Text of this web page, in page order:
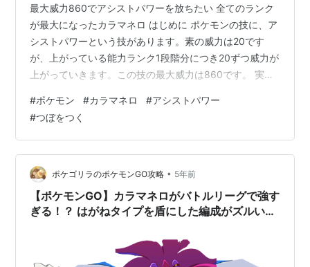
最大威力860でアシストパワーを放ちたい 全てのランク
が最大になったカラマネロ はじめに ポケモンの技に、ア
シストパワーという技があります。素の威力は20です
が、上がっている能力ランク1段階分につき20ずつ威力が
上がっていきます。この技の最大威力は860です。 実戦
間大会があり、実際に成功しました。今回の記事はこれ
について書きます。 はじめに 仲間大会 作戦 基軸 エース
基本の流れ 構築 対戦 動画 おわりに 仲間大会 「フルバト
ル大会6VS6 ※交代&回復技禁止」 2021/8/14
21:00~23:59 持ち時間7分 総合時間15分 …
#ポケモン #カラマネロ #アシストパワー
#つぼをつく
ポケゴリラのポケモンGO攻略 • 5年前
【ポケモンGO】カラマネロがバトルリーグで強す
ぎる！？ はがねタイプを盾にした編成がズルい